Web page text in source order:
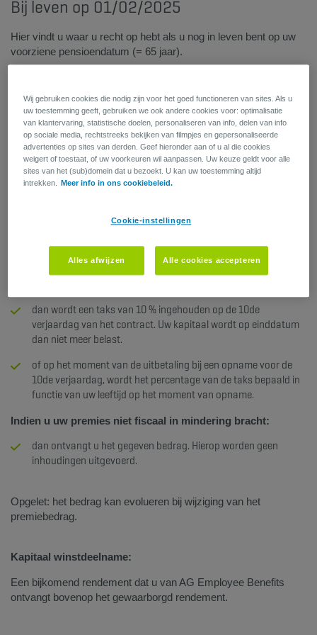
Bij leven op 01/02/2025
Hier vindt u waar u recht op hebt als u nog in leven bent op uw
voorziene pensioendatum (= 65 jaar).
Wat ontvangt u bij pensionering?
Indien u uw premies fiscaal in mindering bracht en het
contract werd afgesloten:
vóór de 55ste verjaardag:
dan wordt een taks van 10 % ingehouden op de 10de
verjaardag van het contract. Uw kapitaal wordt op einddatum
dan niet meer belast.
of op het moment van de uitbetaling bij een opname voor de
10de verjaardag, wordt het percentage van de taks bepaald in
functie van uw leeftijd op het moment van opname.
Indien u uw premies niet fiscaal in mindering bracht:
dan ontvangt u het gegeven bedrag. Hierop worden geen
inhoudingen uitgevoerd.
Opgelet: het bedrag kan evolueren bij wijziging van het
premiebedrag.
Kapitaal winstdeelname:
Een bijkomend rendement dat u van AG Employee Benefits
ontvangt bovenop het gewaarborgd rendement.
Wij gebruiken cookies die nodig zijn voor het goed functioneren van sites. Als u
uw toestemming geeft, gebruiken we ook andere cookies voor: optimalisatie
van klantervaring, statistische doelen, personaliseren van info, delen van info
op sociale media, rechtstreeks bekijken van filmpjes en gepersonaliseerde
advertenties op sites van derden. Geef hieronder aan of u al die cookies
weigert of toestaat, of uw voorkeuren wil aanpassen. Uw keuze geldt voor alle
sites van het (sub)domein dat u bezoekt. U kan uw toestemming altijd
intrekken. Meer info in ons cookiebeleid.
Cookie-instellingen
Alles afwijzen Alle cookies accepteren